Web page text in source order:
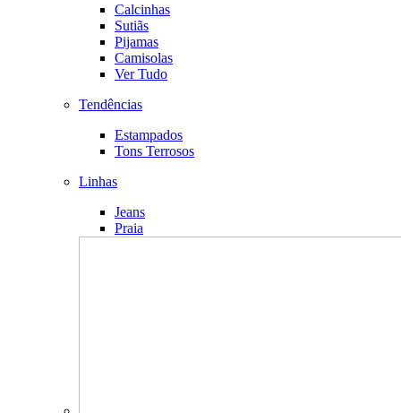
Calcinhas
Sutiãs
Pijamas
Camisolas
Ver Tudo
Tendências
Estampados
Tons Terrosos
Linhas
Jeans
Praia